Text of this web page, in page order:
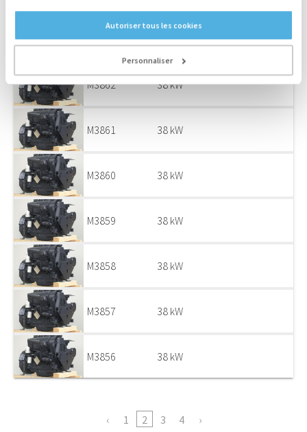
Autoriser tous les cookies
Personnaliser
M3863 38 kW
M3862 38 kW
M3861 38 kW
M3860 38 kW
M3859 38 kW
M3858 38 kW
M3857 38 kW
M3856 38 kW
1 2 3 4